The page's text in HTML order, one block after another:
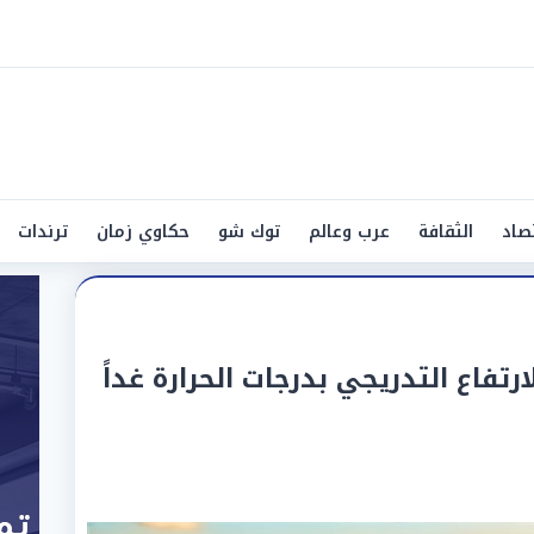
الثقافة عرب وعالم توك شو حكاوي زمان ترندات
التدريجي بدرجات الحرارة غداً